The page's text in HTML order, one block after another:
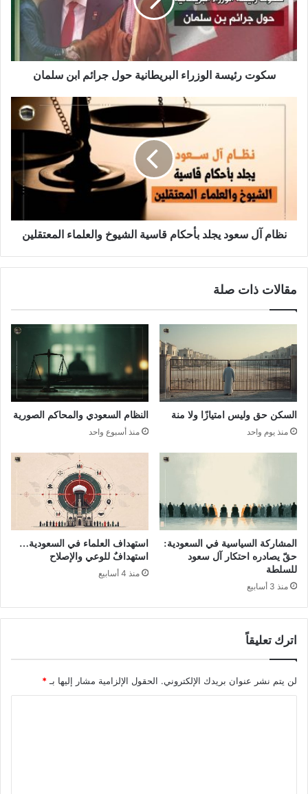
سكوت رئيسة الوزراء البريطانية حول جرائم ابن سلمان
نظام آل سعود يجلد بأحكام قاسية الشيوخ والعلماء المعتقلين
مقالات ذات صلة
السكن حق وليس امتيازًا ولا منة
منذ يوم واحد
النظام السعودي والمحاكم الصورية
منذ أسبوع واحد
المشاركة السياسية في السعودية:
حقّ يصادره احتكار آل سعود
للسلطة
منذ 3 أسابيع
استهداف العلماء في السعودية…
استهدافٌ للوعي والإصلاح
منذ 4 أسابيع
اترك تعليقاً
لن يتم نشر عنوان بريدك الإلكتروني. الحقول الإلزامية مشار إليها بـ *